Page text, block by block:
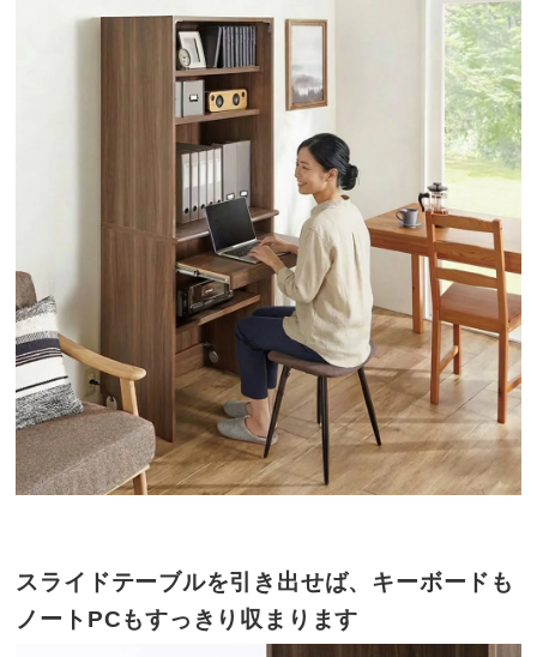
スライドテーブルを引き出せば、キーボードも
ノートPCもすっきり収まります